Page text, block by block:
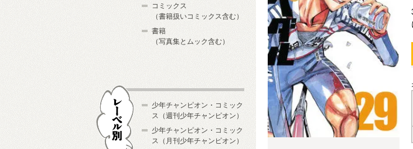
コミックス
（書籍扱いコミックス含む）
書籍
（写真集とムック含む）
少年チャンピオン・コミック
ス（週刊少年チャンピオン）
少年チャンピオン・コミック
ス（月刊少年チャンピオン）